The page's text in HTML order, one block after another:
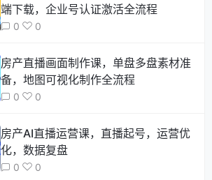
端下载，企业号认证激活全流程
0 0
房产直播画面制作课，单盘多盘素材准
备，地图可视化制作全流程
0 0
房产AI直播运营课，直播起号，运营优
化，数据复盘
0 0